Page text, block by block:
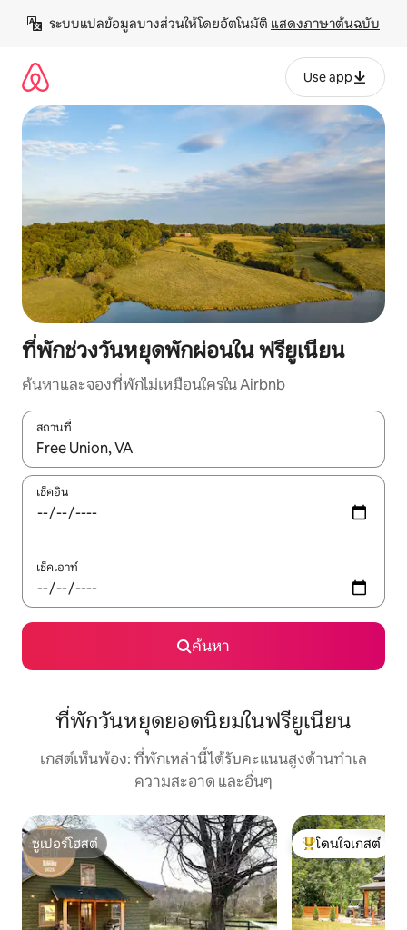
เนื้อหา
ระบบแปลข้อมูลบางส่วนให้โดยอัตโนมัติ แสดงภาษาต้นฉบับ
Use app
ที่พักช่วงวันหยุดพักผ่อนใน ฟรียูเนียน
ค้นหาและจองที่พักไม่เหมือนใครใน Airbnb
สถานที่
ใช้ลูกศรขึ้นลง หรือใช้การสัมผัสหรือปัด เพื่อสำรวจผลการค้นหา
เช็คอิน
เช็คเอาท์
ค้นหา
ที่พักวันหยุดยอดนิยมในฟรียูเนียน
เกสต์เห็นพ้อง: ที่พักเหล่านี้ได้รับคะแนนสูงด้านทำเล
ความสะอาด และอื่นๆ
ซูเปอร์โฮสต์
ซูเปอร์โฮสต์
โดนใจเกสต์ที่สุด
โดนใจเกสต์